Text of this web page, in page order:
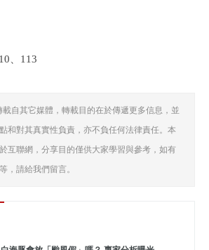
、113
自其它媒體，轉載目的在於傳遞更多信息，並
和對其真實性負責，亦不負任何法律責任。本
互聯網，分享目的僅供大家學習與參考，如有
，請給我們留言。